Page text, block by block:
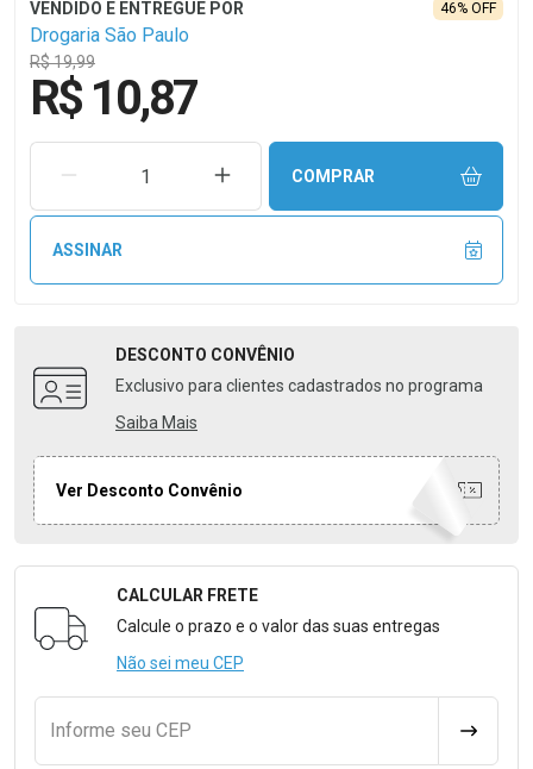
Drogaria São Paulo
R$ 19,99
46% OFF
R$ 10,87
REMOVER UMA UNIDADEAUMENTAR UMA UNIDADE
COMPRAR
ASSINAR
DESCONTO CONVÊNIO
Exclusivo para clientes cadastrados no programa
Saiba Mais
Ver Desconto Convênio
Formulário para Calcular o Frete
CALCULAR FRETE
Calcule o prazo e o valor das suas entregas
Não sei meu CEP
Informe seu CEP